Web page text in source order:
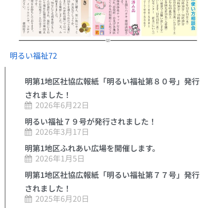
明るい福祉72
明第1地区社協広報紙「明るい福祉第８０号」発行
されました！
2026年6月22日
明るい福祉７９号が発行されました！
2026年3月17日
明第1地区ふれあい広場を開催します。
2026年1月5日
明第1地区社協広報紙「明るい福祉第７７号」発行
されました！
2025年6月20日